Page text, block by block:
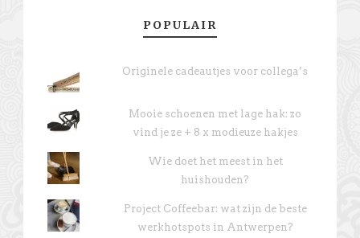
POPULAIR
Originele cadeautjes voor collega’s
Mooie schoenen met lage hak: zo
vind je ze + 8 x modieuze hakjes
Wie doet het meest in het
huishouden?
Project Coffeebar: wat zijn de beste
werkhotspots in Antwerpen?